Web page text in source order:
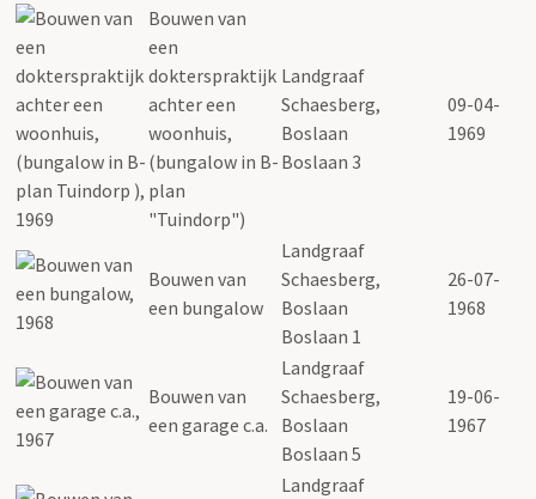
Bouwen van
een
dokterspraktijk
achter een
woonhuis,
(bungalow in B-
plan
"Tuindorp")
Landgraaf
Schaesberg,
Boslaan
Boslaan 3
09-04-
1969
Bouwen van
een bungalow
Landgraaf
Schaesberg,
Boslaan
Boslaan 1
26-07-
1968
Bouwen van
een garage c.a.
Landgraaf
Schaesberg,
Boslaan
Boslaan 5
19-06-
1967
Landgraaf